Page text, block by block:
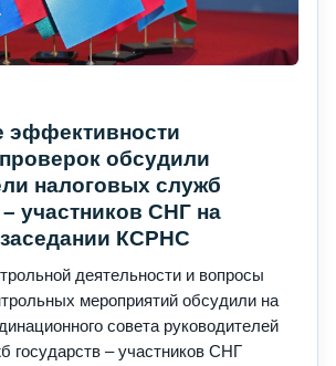
обсудили
налоговых служб
– участников СНГ на
КСРНС
деятельности и вопросы
мероприятий обсудили на
совета руководителей
государств – участников СНГ